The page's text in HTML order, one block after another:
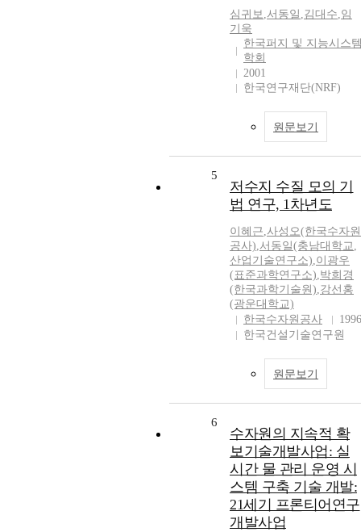
심귀보,서동일 ,김대수,임
기욱
한국퍼지 및 지능시스
학회
2001
한국연구재단(NRF)
원문보기
5
저수지 수질 모의 기
법 연구, 1차년도
이혜근,사성오(한국수자원
공사),서동일(충남대학교,
산업기술연구소),이광우
(표준과학연구소),박희경
(한국과학기술원),강선홍
(광운대학교)
한국수자원공사
1996
한국건설기술연구원
원문보기
6
수자원의 지속적 확
보기술개발사업: 실
시간 물 관리 운영 시
스템 구축 기술 개발:
21세기 프론티어연구
개발사업